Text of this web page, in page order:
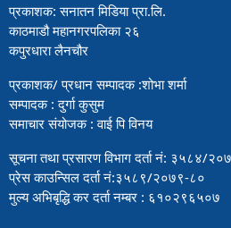
प्रकाशक: सनातन मिडिया प्रा.लि.
काठमाडौ महानगरपलिका २६
कपुरधारा लैनचौर
प्रकाशक/ प्रधान सम्पादक :शोभा शर्मा
सम्पादक : दुर्गा कुसुम
समाचार संयोजक : वाई पि विनय
सूचना तथा प्रसारण विभाग दर्ता नं: ३५८४/
प्रेस काउन्सिल दर्ता नं:३५८९/२०७९-८०
मुल्य अभिबृद्धि कर दर्ता नम्बर : ६१०२९६५०७